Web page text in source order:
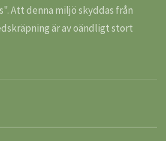
Att denna miljö skyddas från
är av oändligt stort